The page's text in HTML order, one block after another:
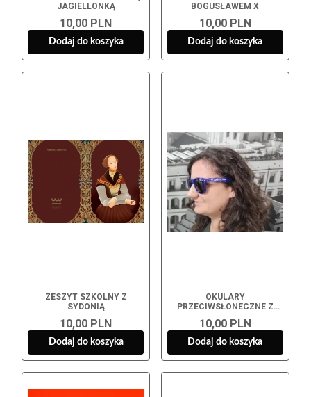
JAGIELLONKĄ
10,00 PLN
Dodaj do koszyka
BOGUSŁAWEM X
10,00 PLN
Dodaj do koszyka
ZESZYT SZKOLNY Z
SYDONIĄ
10,00 PLN
Dodaj do koszyka
OKULARY
PRZECIWSŁONECZNE Z
10,00 PLN
Dodaj do koszyka